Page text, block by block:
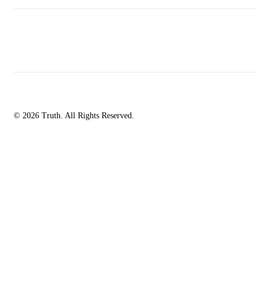
© 2026 Truth. All Rights Reserved.